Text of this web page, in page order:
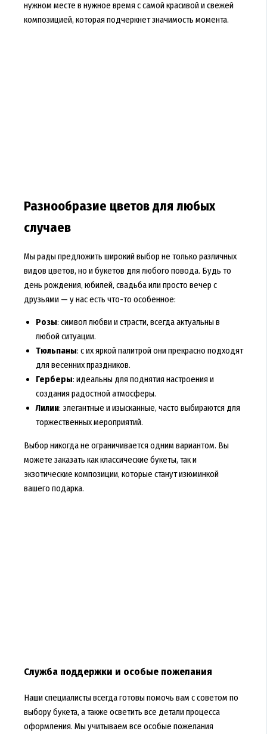
нужном месте в нужное время с самой красивой и свежей
композицией, которая подчеркнет значимость момента.
Разнообразие цветов для любых
случаев
Мы рады предложить широкий выбор не только различных
видов цветов, но и букетов для любого повода. Будь то
день рождения, юбилей, свадьба или просто вечер с
друзьями — у нас есть что-то особенное:
Розы: символ любви и страсти, всегда актуальны в
любой ситуации.
Тюльпаны: с их яркой палитрой они прекрасно подходят
для весенних праздников.
Герберы: идеальны для поднятия настроения и
создания радостной атмосферы.
Лилии: элегантные и изысканные, часто выбираются для
торжественных мероприятий.
Выбор никогда не ограничивается одним вариантом. Вы
можете заказать как классические букеты, так и
экзотические композиции, которые станут изюминкой
вашего подарка.
Служба поддержки и особые пожелания
Наши специалисты всегда готовы помочь вам с советом по
выбору букета, а также осветить все детали процесса
оформления. Мы учитываем все особые пожелания